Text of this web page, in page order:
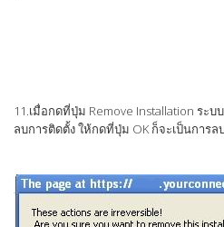
11.เมื่อกดที่ปุ่ม Remove Installation ระ
ลบการติดตั้ง ให้กดที่ปุ่ม OK ก็จะเป็นการ